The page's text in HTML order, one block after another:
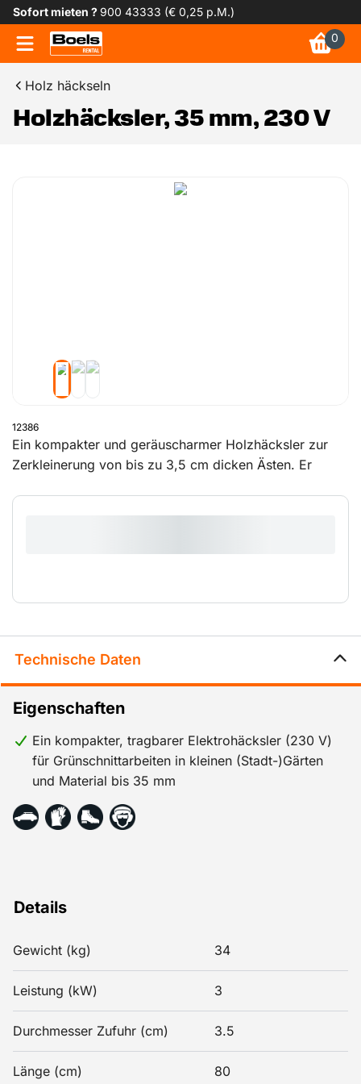
Sofort mieten ?900 43333 (€ 0,25 p.M.)
0
Holz häckseln
Holzhäcksler, 35 mm, 230 V
12386
Ein kompakter und geräuscharmer Holzhäcksler zur
Zerkleinerung von bis zu 3,5 cm dicken Ästen. Er
besonders schnell und liefert das beste
Technische Daten
Details
Gewicht (kg) 34
Leistung (kW) 3
Durchmesser Zufuhr (cm) 3.5
Länge (cm) 80
Eigenschaften
Ein kompakter, tragbarer Elektrohäcksler (230 V)
für Grünschnittarbeiten in kleinen (Stadt-)Gärten
und Material bis 35 mm